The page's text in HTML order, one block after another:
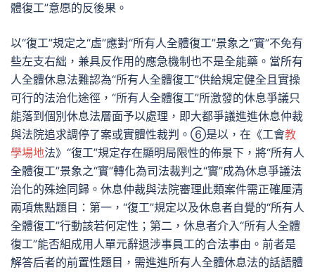
體復工”意愿的反後果。
以“復工”規定之“虛”應對“所有人全體復工”景象之“實”不免有
些左支右絀，兼具反作用的應急機制也不是全能藥。當所有
人全體休息法難認為“所有人全體復工”供給規定健全且實操
可行的法治化途徑，“所有人全體復工”所激發的休息爭議只
能落到個別休息法層面予以處理，即大都爭議進進休息仲裁
與法院追求調停了案或實體性裁判。⑥是以，在《工會教
學場地法》“復工”規定存在顯明局限性的佈景下，將“所有人
全體復工”景象之“實”轉化為司法裁判之“實”成為休息爭議法
治化的殊途同歸。休息仲裁與法院審理此類案件需正確厘清
兩項焦點題目：第一，“復工”規定以及休息者自覺的“所有人
全體復工”行動該若何定性；第二，休息者介入“所有人全體
復工”能否組成用人單元辭退涉事員工的合法事由。前者是
解答后者的前置性題目，需進進所有人全體休息法的話語體